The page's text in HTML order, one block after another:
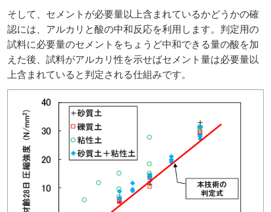
そして、セメントが必要量以上含まれているかどうかの確
認には、アルカリと酸の中和反応を利用します。判定用の
試料に必要量のセメントをちょうど中和できる量の酸を加
えた後、試料がアルカリ性を示せばセメント量は必要量以
上含まれていると判定される仕組みです。